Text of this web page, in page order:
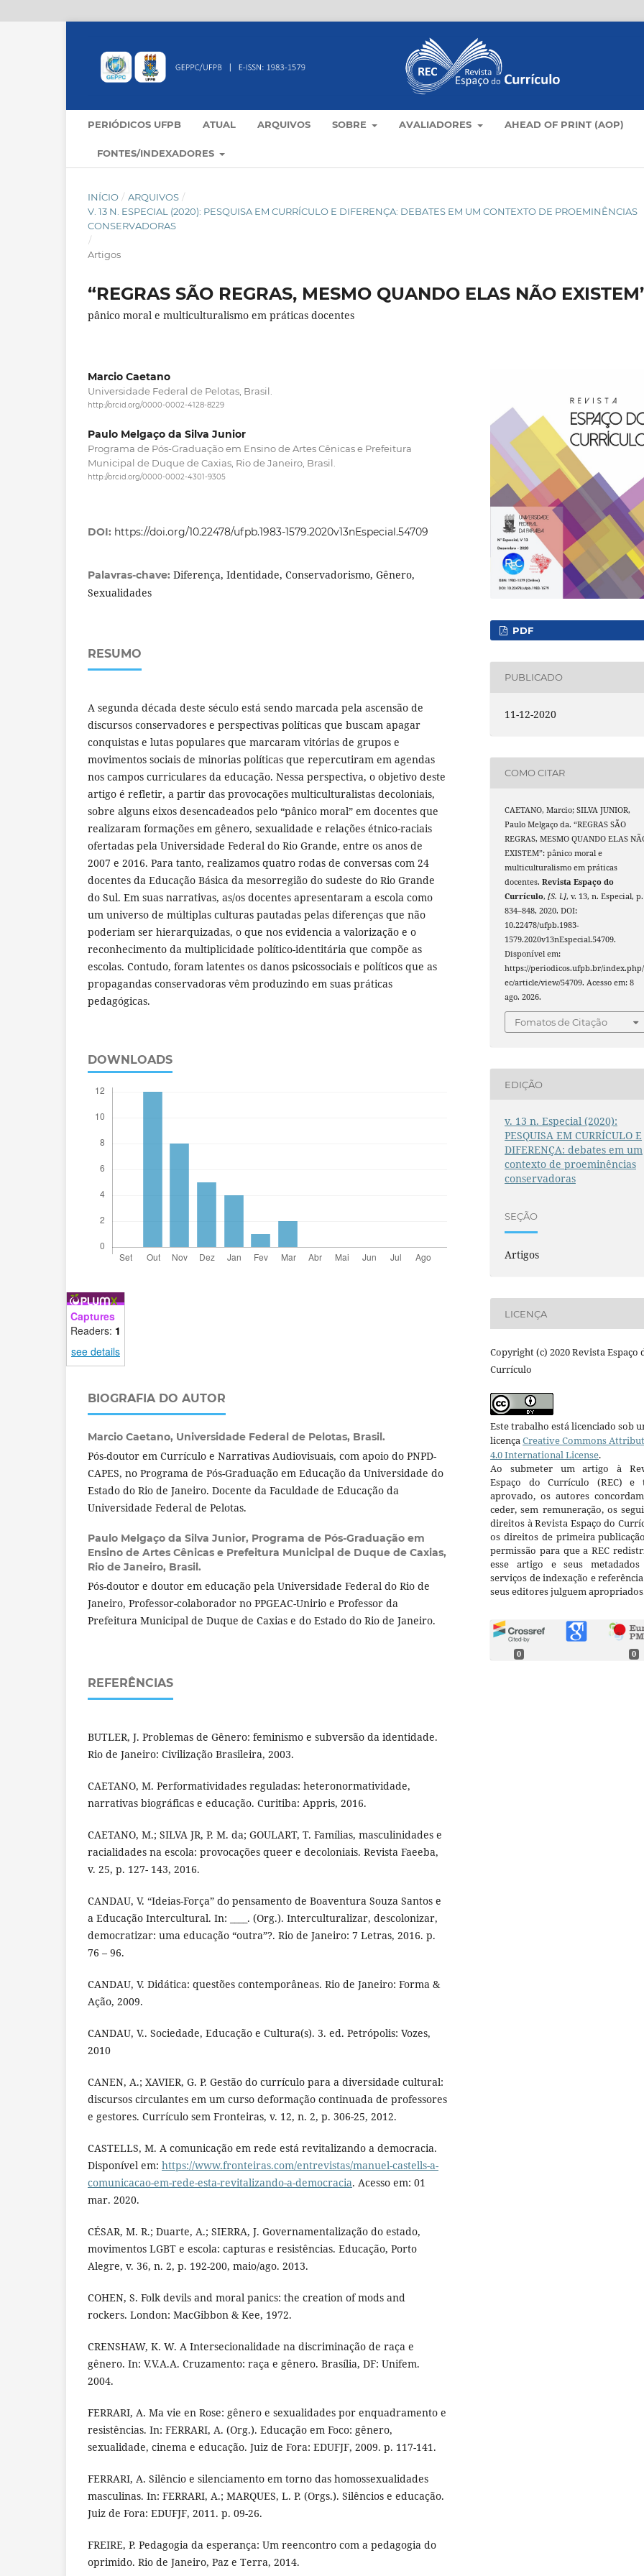
PERIÓDICOS UFPB ATUAL ARQUIVOS SOBRE AVALIADORES AHEAD OF PRINT (AOP)
FONTES/INDEXADORES
INÍCIO / ARQUIVOS /
V. 13 N. ESPECIAL (2020): PESQUISA EM CURRÍCULO E DIFERENÇA: DEBATES EM UM CONTEXTO DE PROEMINÊNCIAS
CONSERVADORAS
/
Artigos
“REGRAS SÃO REGRAS, MESMO QUANDO ELAS NÃO
pânico moral e multiculturalismo em práticas docentes
Marcio Caetano
Universidade Federal de Pelotas, Brasil.
http://orcid.org/0000-0002-4128-8229
Paulo Melgaço da Silva Junior
Programa de Pós-Graduação em Ensino de Artes Cênicas e Prefeitura
Municipal de Duque de Caxias, Rio de Janeiro, Brasil.
http://orcid.org/0000-0002-4301-9305
DOI: https://doi.org/10.22478/ufpb.1983-1579.2020v13nEspecial.54709
Palavras-chave: Diferença, Identidade, Conservadorismo, Gênero,
Sexualidades
RESUMO
A segunda década deste século está sendo marcada pela ascensão de
discursos conservadores e perspectivas políticas que buscam apagar
conquistas e lutas populares que marcaram vitórias de grupos e
movimentos sociais de minorias políticas que repercutiram em agendas
nos campos curriculares da educação. Nessa perspectiva, o objetivo deste
artigo é refletir, a partir das provocações multiculturalistas decoloniais,
sobre alguns eixos desencadeados pelo “pânico moral” em docentes que
realizaram formações em gênero, sexualidade e relações étnico-raciais
ofertadas pela Universidade Federal do Rio Grande, entre os anos de
2007 e 2016. Para tanto, realizamos quatro rodas de conversas com 24
docentes da Educação Básica da mesorregião do sudeste do Rio Grande
do Sul. Em suas narrativas, as/os docentes apresentaram a escola como
um universo de múltiplas culturas pautadas pelas diferenças que não
poderiam ser hierarquizadas, o que nos evidencia a valorização e o
reconhecimento da multiplicidade político-identitária que compõe as
escolas. Contudo, foram latentes os danos psicossociais e políticos que as
propagandas conservadoras vêm produzindo em suas práticas
pedagógicas.
DOWNLOADS
Captures
Readers: 1
see details
BIOGRAFIA DO AUTOR
Marcio Caetano, Universidade Federal de Pelotas, Brasil.
Pós-doutor em Currículo e Narrativas Audiovisuais, com apoio do PNPD-
CAPES, no Programa de Pós-Graduação em Educação da Universidade do
Estado do Rio de Janeiro. Docente da Faculdade de Educação da
Universidade Federal de Pelotas.
Paulo Melgaço da Silva Junior, Programa de Pós-Graduação em
Ensino de Artes Cênicas e Prefeitura Municipal de Duque de Caxias,
Rio de Janeiro, Brasil.
Pós-doutor e doutor em educação pela Universidade Federal do Rio de
Janeiro, Professor-colaborador no PPGEAC-Unirio e Professor da
Prefeitura Municipal de Duque de Caxias e do Estado do Rio de Janeiro.
REFERÊNCIAS
BUTLER, J. Problemas de Gênero: feminismo e subversão da identidade.
Rio de Janeiro: Civilização Brasileira, 2003.
CAETANO, M. Performatividades reguladas: heteronormatividade,
narrativas biográficas e educação. Curitiba: Appris, 2016.
CAETANO, M.; SILVA JR, P. M. da; GOULART, T. Famílias, masculinidades e
racialidades na escola: provocações queer e decoloniais. Revista Faeeba,
v. 25, p. 127- 143, 2016.
CANDAU, V. “Ideias-Força” do pensamento de Boaventura Souza Santos e
a Educação Intercultural. In: ____. (Org.). Interculturalizar, descolonizar,
democratizar: uma educação “outra”?. Rio de Janeiro: 7 Letras, 2016. p.
76 – 96.
CANDAU, V. Didática: questões contemporâneas. Rio de Janeiro: Forma &
Ação, 2009.
CANDAU, V.. Sociedade, Educação e Cultura(s). 3. ed. Petrópolis: Vozes,
2010
CANEN, A.; XAVIER, G. P. Gestão do currículo para a diversidade cultural:
discursos circulantes em um curso deformação continuada de professores
e gestores. Currículo sem Fronteiras, v. 12, n. 2, p. 306-25, 2012.
CASTELLS, M. A comunicação em rede está revitalizando a democracia.
Disponível em: https://www.fronteiras.com/entrevistas/manuel-castells-a-
comunicacao-em-rede-esta-revitalizando-a-democracia. Acesso em: 01
mar. 2020.
CÉSAR, M. R.; Duarte, A.; SIERRA, J. Governamentalização do estado,
movimentos LGBT e escola: capturas e resistências. Educação, Porto
Alegre, v. 36, n. 2, p. 192-200, maio/ago. 2013.
COHEN, S. Folk devils and moral panics: the creation of mods and
rockers. London: MacGibbon & Kee, 1972.
CRENSHAW, K. W. A Intersecionalidade na discriminação de raça e
gênero. In: V.V.A.A. Cruzamento: raça e gênero. Brasília, DF: Unifem.
2004.
FERRARI, A. Ma vie en Rose: gênero e sexualidades por enquadramento e
resistências. In: FERRARI, A. (Org.). Educação em Foco: gênero,
sexualidade, cinema e educação. Juiz de Fora: EDUFJF, 2009. p. 117-141.
FERRARI, A. Silêncio e silenciamento em torno das homossexualidades
masculinas. In: FERRARI, A.; MARQUES, L. P. (Orgs.). Silêncios e educação.
Juiz de Fora: EDUFJF, 2011. p. 09-26.
FREIRE, P. Pedagogia da esperança: Um reencontro com a pedagogia do
oprimido. Rio de Janeiro, Paz e Terra, 2014.
PDF
PUBLICADO
11-12-2020
COMO CITAR
CAETANO, Marcio; SILVA JUNIOR,
Paulo Melgaço da. “REGRAS SÃO
REGRAS, MESMO QUANDO ELAS
EXISTEM”: pânico moral e
multiculturalismo em práticas
docentes.Revista Espaço do
Currículo,[S. l.], v. 13, n. Especial, p.
834–848, 2020. DOI:
10.22478/ufpb.1983-
1579.2020v13nEspecial.54709.
Disponível em:
https://periodicos.ufpb.br/
ec/article/view/54709. Acesso em: 8
ago. 2026.
Fomatos de Citação
EDIÇÃO
v. 13 n. Especial (2020):
PESQUISA EM CURRÍCULO E
DIFERENÇA: debates em um
contexto de proeminências
conservadoras
SEÇÃO
Artigos
LICENÇA
Copyright (c) 2020 Revista Espaço
Currículo
Este trabalho está licenciado sob
licença Creative Commons
4.0 International License.
Ao submeter um artigo à
Espaço do Currículo (REC) e
aprovado, os autores
ceder, sem remuneração, os
direitos à Revista Espaço do
os direitos de primeira
permissão para que a REC
esse artigo e seus metadados
serviços de indexação e
seus editores julguem
0 0